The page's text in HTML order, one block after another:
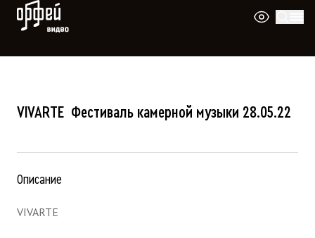
Видео Орфей
VIVARTE ​ Фестиваль камерной музыки 28.05.22
Описание
VIVARTE